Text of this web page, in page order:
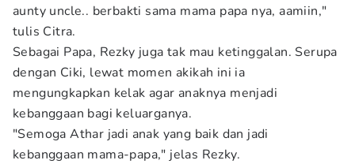
aunty uncle.. berbakti sama mama papa nya, aamiin,"
tulis Citra.
Sebagai Papa, Rezky juga tak mau ketinggalan. Serupa
dengan Ciki, lewat momen akikah ini ia
mengungkapkan kelak agar anaknya menjadi
kebanggaan bagi keluarganya.
"Semoga Athar jadi anak yang baik dan jadi
kebanggaan mama-papa," jelas Rezky.